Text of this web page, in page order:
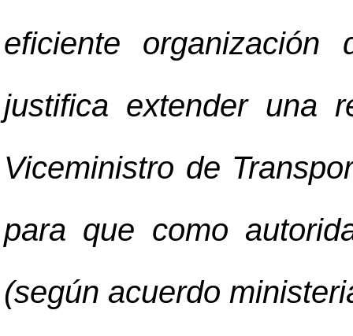
eficiente organización
justifica extender una
Viceministro de
para que como
(según acuerdo